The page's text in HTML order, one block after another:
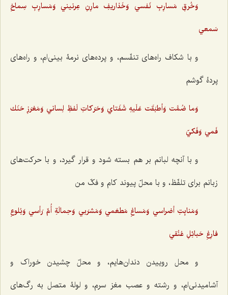
وَخُرقِ مَسارِبِ نَفسي وَخَذاريفِ مارِنِ عِرنيني وَمَسارِبِ سِماخِ
سَمعي
و با شکاف راه‌های تنفّسم، و پرده‌های نرمۀ بینی‌ام، و راه‌های
پردۀ گوشم
وَما ضُمَّت وَأطبَقَت عَلَيهِ شَفَتاي وَحَرَكاتِ لَفظِ لِساني وَمَغرَزِ حَنَك
فَمي وَفَكيّ
و با آنچه لبانم بر هم بسته شود و قرار گیرد، و با حرکت‌های
زبانم برای تلفّظ، و با محلّ پیوند کام و فکّ من
وَمَنابِتِ أضراسي وَمَساغِ مَطعَمي وَمَشرَبي وَحِمالَةِ أُمِّ رَأسي وَبُلوعِ
فارِغِ حَبائِلِ عُنُقي
و محل روییدن دندان‌هایم، و محلّ چشیدن خوراک و
آشامیدنی‌ام، و رشته و عصب مغز سرم، و لولۀ متصل به رگ‌های